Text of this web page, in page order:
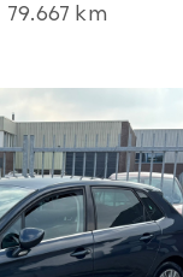
79.667 km